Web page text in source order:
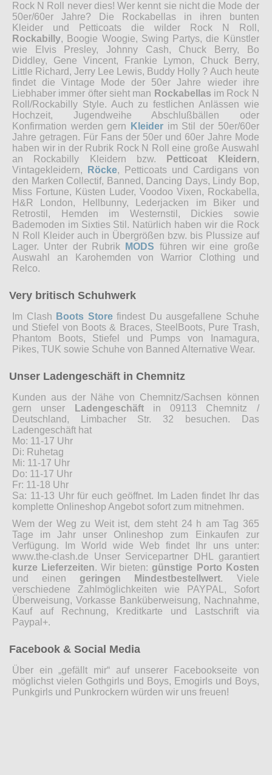
Rock N Roll never dies! Wer kennt sie nicht die Mode der
50er/60er Jahre? Die Rockabellas in ihren bunten
Kleider und Petticoats die wilder Rock N Roll,
Rockabilly, Boogie Woogie, Swing Partys, die Künstler
wie Elvis Presley, Johnny Cash, Chuck Berry, Bo
Diddley, Gene Vincent, Frankie Lymon, Chuck Berry,
Little Richard, Jerry Lee Lewis, Buddy Holly ? Auch heute
findet die Vintage Mode der 50er Jahre wieder ihre
Liebhaber immer öfter sieht man Rockabellas im Rock N
Roll/Rockabilly Style. Auch zu festlichen Anlässen wie
Hochzeit, Jugendweihe Abschlußbällen oder
Konfirmation werden gern
Kleiderim Stil der 50er/60er
Jahre getragen. Für Fans der 50er und 60er Jahre Mode
haben wir in der Rubrik Rock N Roll eine große Auswahl
an Rockabilly Kleidern bzw.
Petticoat Kleidern,
Vintagekleidern,
Röcke, Petticoats und Cardigans von
den Marken Collectif, Banned, Dancing Days, Lindy Bop,
Miss Fortune, Küsten Luder, Voodoo Vixen, Rockabella,
H&R London, Hellbunny, Lederjacken im Biker und
Retrostil, Hemden im Westernstil, Dickies sowie
Bademoden im Sixties Stil. Natürlich haben wir die Rock
N Roll Kleider auch in Übergrößen bzw. bis Plussize auf
Lager. Unter der Rubrik
MODS führen wir eine große
Auswahl an Karohemden von Warrior Clothing und
Relco.
Very britisch Schuhwerk
Im Clash Boots Storefindest Du ausgefallene Schuhe
und Stiefel von Boots & Braces, SteelBoots, Pure Trash,
Phantom Boots, Stiefel und Pumps von Inamagura,
Pikes, TUK sowie Schuhe von Banned Alternative Wear.
Unser Ladengeschäft in Chemnitz
Kunden aus der Nähe von Chemnitz/Sachsen können
gern unser
Ladengeschäftin 09113 Chemnitz /
Deutschland, Limbacher Str. 32 besuchen. Das
Ladengeschäft hat
Mo: 11-17 Uhr
Di: Ruhetag
Mi: 11-17 Uhr
Do: 11-17 Uhr
Fr: 11-18 Uhr
Sa: 11-13 Uhr für euch geöffnet. Im Laden findet Ihr das
komplette Onlineshop Angebot sofort zum mitnehmen.
Wem der Weg zu Weit ist, dem steht 24 h am Tag 365
Tage im Jahr unser Onlineshop zum Einkaufen zur
Verfügung. Im World wide Web findet Ihr uns unter:
www.the-clash.de Unser Servicepartner DHL garantiert
kurze Lieferzeiten. Wir bieten:günstige Porto Kosten
und einengeringen Mindestbestellwert. Viele
verschiedene Zahlmöglichkeiten wie PAYPAL, Sofort
Überweisung, Vorkasse Banküberweisung, Nachnahme,
Kauf auf Rechnung, Kreditkarte und Lastschrift via
Paypal+.
Facebook & Social Media
Über ein „gefällt mir“ auf unserer Facebookseite von
möglichst vielen Gothgirls und Boys, Emogirls und Boys,
Punkgirls und Punkrockern würden wir uns freuen!